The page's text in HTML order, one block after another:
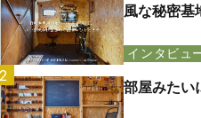
風な秘密基
インタビュ
2
部屋みたい